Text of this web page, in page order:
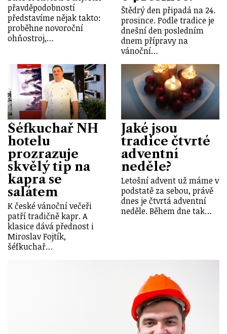
přavděpodobností
představíme nějak takto:
proběhne novoroční
ohňostroj,…
Štědrý den připadá na 24.
prosince. Podle tradice je
dnešní den posledním
dnem přípravy na
vánoční…
Šéfkuchař NH
hotelu
prozrazuje
skvělý tip na
kapra se
salátem
K české vánoční večeři
patří tradičně kapr. A
klasice dává přednost i
Miroslav Fojtík,
šéfkuchař…
Jaké jsou
tradice čtvrté
adventní
neděle?
Letošní advent už máme v
podstatě za sebou, právě
dnes je čtvrtá adventní
neděle. Během dne tak…